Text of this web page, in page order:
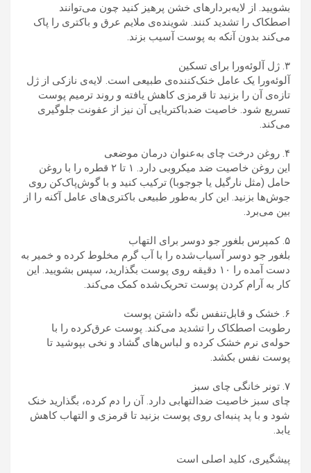
بشویید. از لایه‌بردارهای خشن پرهیز کنید چون می‌توانند
اصطکاک را تشدید کنند. شوینده‌ی ملایم عرق و باکتری را پاک
می‌کند بدون آنکه به پوست آسیب بزند.
۳. ژل آلوئه‌ورا برای تسکین
آلوئه‌ورا یک عامل خنک‌کننده‌ی طبیعی است. لایه‌ی نازکی از ژل
تازه‌ی آن را بزنید تا قرمزی کاهش یافته و روند ترمیم پوست
تسریع شود. خاصیت ضدباکتریایی آن نیز از عفونت جلوگیری
می‌کند.
۴. روغن درخت چای به‌عنوان درمان موضعی
این روغن خاصیت ضد میکروبی دارد. ۱ تا ۲ قطره را با روغن
حامل (مثل نارگیل یا جوجوبا) ترکیب کنید و با گوش‌پاک‌کن روی
جوش‌ها بزنید. این کار به‌طور طبیعی باکتری‌های عامل آکنه را از
بین می‌برد.
۵. کمپرس بلغور جو دوسر برای التهاب
بلغور جو دوسر آسیاب‌شده را با آب گرم مخلوط کرده و خمیر به
دست آمده را ۱۰ دقیقه روی پوست بگذارید، سپس بشویید. این
کار به آرام کردن پوست تحریک‌شده کمک می‌کند.
۶. خشک و قابل‌تنفس نگه داشتن پوست
رطوبت اصطکاک را تشدید می‌کند. پوست عرق‌کرده را با
حوله‌ی نرم خشک کرده و لباس‌های گشاد و نخی بپوشید تا
پوست نفس بکشد.
۷. تونر خانگی چای سبز
چای سبز خاصیت ضدالتهابی دارد. آن را دم کرده، بگذارید خنک
شود و با پد پنبه‌ای روی پوست بزنید تا قرمزی و التهاب کاهش
یابد.
پیشگیری، کلید اصلی است